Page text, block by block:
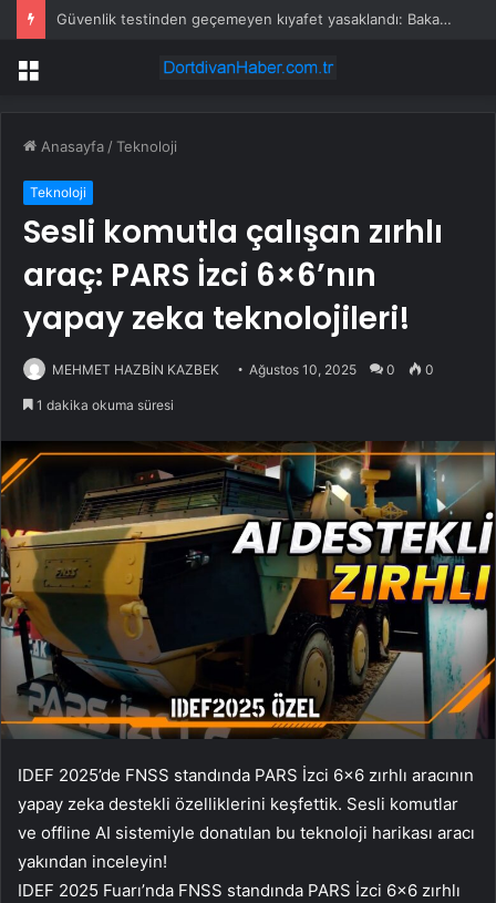
Güvenlik testinden geçemeyen kıyafet yasaklandı: Bakanlık toplatıyor
Menü
Anasayfa /Teknoloji
Teknoloji
Sesli komutla çalışan zırhlı
araç: PARS İzci 6×6’nın
yapay zeka teknolojileri!
MEHMET HAZBİN KAZBEK Ağustos 10, 2025 0 0
1 dakika okuma süresi
IDEF 2025’de FNSS standında PARS İzci 6×6 zırhlı aracının
yapay zeka destekli özelliklerini keşfettik. Sesli komutlar
ve offline AI sistemiyle donatılan bu teknoloji harikası aracı
yakından inceleyin!
IDEF 2025 Fuarı’nda FNSS standında PARS İzci 6×6 zırhlı